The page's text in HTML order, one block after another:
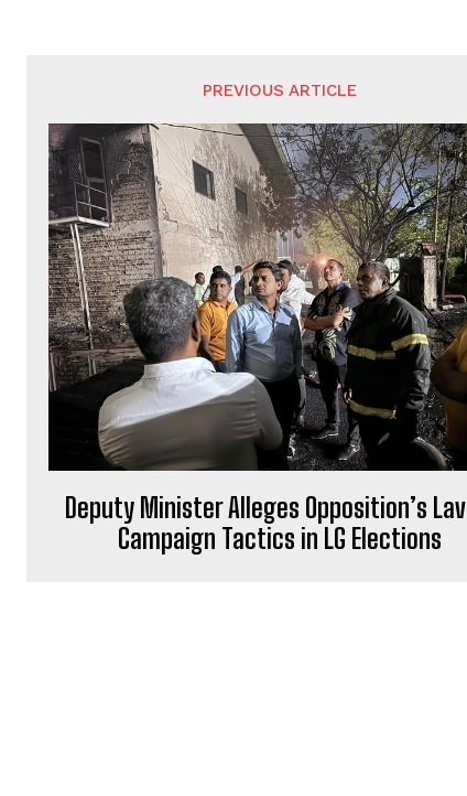
PREVIOUS ARTICLE
Deputy Minister Alleges Opposition’s
Campaign Tactics in LG Elections